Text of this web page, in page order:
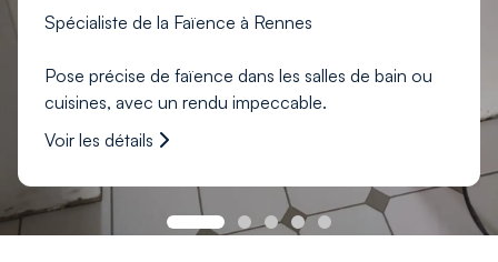
Spécialiste de la Faïence à Rennes
Pose précise de faïence dans les salles de bain ou
cuisines, avec un rendu impeccable.
Voir les détails